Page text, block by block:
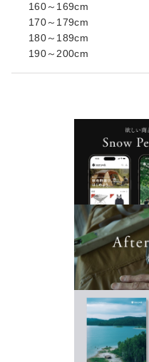
160～169cm
170～179cm
180～189cm
190～200cm